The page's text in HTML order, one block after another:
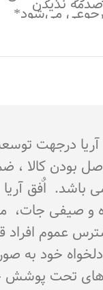
می‌شود*
اٌفق آریا
بودن کالا ،
باشد. اٌفق
و صیفی
عموم
خود به
تحت پوشش